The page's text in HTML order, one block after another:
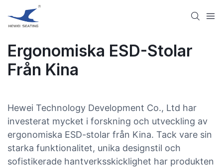
Ergonomiska ESD-Stolar
Från Kina
Hewei Technology Development Co., Ltd har
investerat mycket i forskning och utveckling av
ergonomiska ESD-stolar från Kina. Tack vare sin
starka funktionalitet, unika designstil och
sofistikerade hantverksskicklighet har produkten